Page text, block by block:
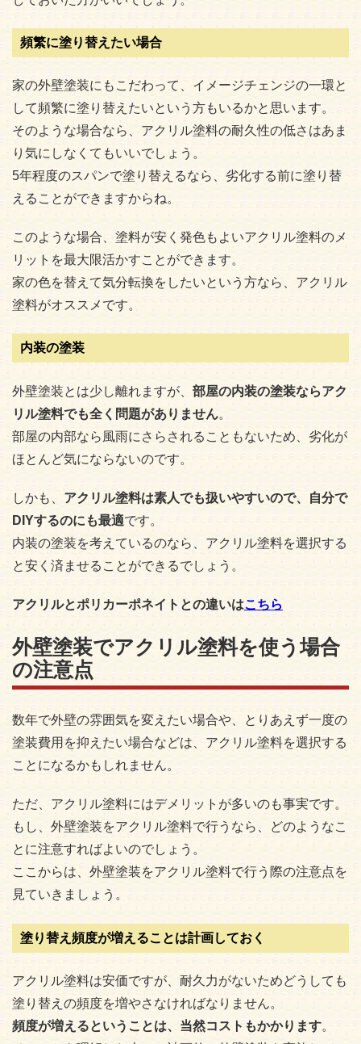
頻繁に塗り替えたい場合
家の外壁塗装にもこだわって、イメージチェンジの一環と
して頻繁に塗り替えたいという方もいるかと思います。
そのような場合なら、アクリル塗料の耐久性の低さはあま
り気にしなくてもいいでしょう。
5年程度のスパンで塗り替えるなら、劣化する前に塗り替
えることができますからね。
このような場合、塗料が安く発色もよいアクリル塗料のメ
リットを最大限活かすことができます。
家の色を替えて気分転換をしたいという方なら、アクリル
塗料がオススメです。
内装の塗装
外壁塗装とは少し離れますが、 部屋の内装の塗装ならアク
リル塗料でも全く問題がありません。
部屋の内部なら風雨にさらされることもないため、劣化が
ほとんど気にならないのです。
しかも、 アクリル塗料は素人でも扱いやすいので、自分で
DIYするのにも最適です。
内装の塗装を考えているのなら、アクリル塗料を選択する
と安く済ませることができるでしょう。
アクリルとポリカーポネイトとの違いはこちら
外壁塗装でアクリル塗料を使う場合
の注意点
数年で外壁の雰囲気を変えたい場合や、とりあえず一度の
塗装費用を抑えたい場合などは、アクリル塗料を選択する
ことになるかもしれません。
ただ、アクリル塗料にはデメリットが多いのも事実です。
もし、外壁塗装をアクリル塗料で行うなら、どのようなこ
とに注意すればよいのでしょう。
ここからは、外壁塗装をアクリル塗料で行う際の注意点を
見ていきましょう。
塗り替え頻度が増えることは計画しておく
アクリル塗料は安価ですが、耐久力がないためどうしても
塗り替えの頻度を増やさなければなりません。
頻度が増えるということは、当然コストもかかります。